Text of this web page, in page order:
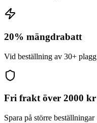
20% mängdrabatt
Vid beställning av 30+ plagg
Fri frakt över 2000 kr
Spara på större beställningar